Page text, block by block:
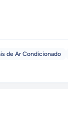
de Ar Condicionado